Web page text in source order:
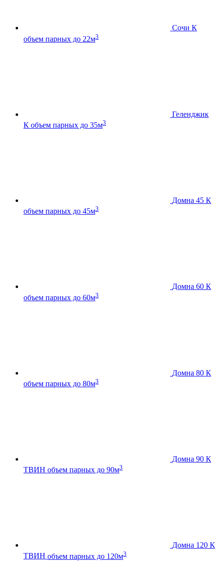
Сочи К
объем парных до 22м3
Геленджик
К объем парных до 35м3
Домна 45 К
объем парных до 45м3
Домна 60 К
объем парных до 60м3
Домна 80 К
объем парных до 80м3
Домна 90 К
ТВИН объем парных до 90м3
Домна 120 К
ТВИН объем парных до 120м3